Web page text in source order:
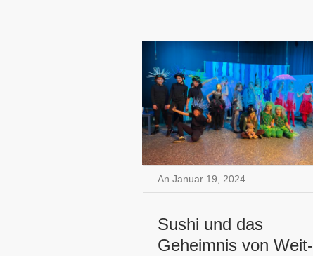
An Januar 19, 2024
Sushi und das
Geheimnis von Weit-